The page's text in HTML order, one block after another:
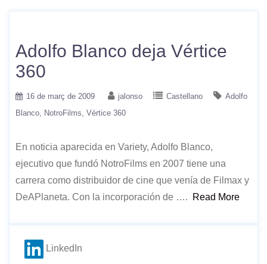
Adolfo Blanco deja Vértice
360
16 de març de 2009 jalonso Castellano
Adolfo
Blanco
NotroFilms Vértice 360
En noticia aparecida en Variety, Adolfo Blanco,
ejecutivo que fundó NotroFilms en 2007 tiene una
carrera como distribuidor de cine que venía de Filmax y
DeAPlaneta. Con la incorporación de ….
Read More
LinkedIn